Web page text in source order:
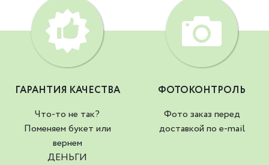
ГАРАНТИЯ КАЧЕСТВА
Что-то не так?
Поменяем букет или
вернем
ДЕНЬГИ
ФОТОКОНТРОЛЬ
Фото заказ перед
доставкой по e-mail